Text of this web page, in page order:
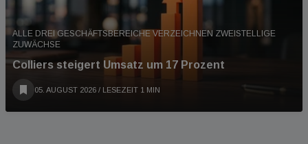
ALLE DREI GESCHÄFTSBEREICHE VERZEICHNEN ZWEISTELLIGE
ZUWÄCHSE
Colliers steigert Umsatz um 17 Prozent
05. AUGUST 2026 / LESEZEIT 1 MIN